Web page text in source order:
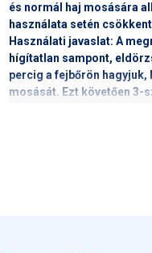
és normál haj mosására
használata setén
Használati javaslat: A
hígítatlan sampont,
percig a fejbőrön
mosását. Ezt követően 3-